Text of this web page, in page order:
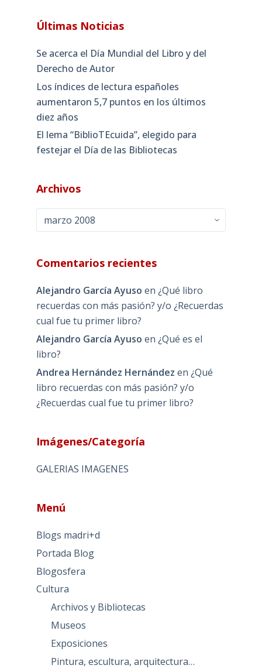
Últimas Noticias
Se acerca el Día Mundial del Libro y del
Derecho de Autor
Los índices de lectura españoles
aumentaron 5,7 puntos en los últimos
diez años
El lema “BiblioTEcuida”, elegido para
festejar el Día de las Bibliotecas
Archivos
Comentarios recientes
Alejandro García Ayuso en ¿Qué libro
recuerdas con más pasión? y/o ¿Recuerdas
cual fue tu primer libro?
Alejandro García Ayuso en ¿Qué es el
libro?
Andrea Hernández Hernández en ¿Qué
libro recuerdas con más pasión? y/o
¿Recuerdas cual fue tu primer libro?
Imágenes/Categoría
GALERIAS IMAGENES
Menú
Blogs madri+d
Portada Blog
Blogosfera
Cultura
Archivos y Bibliotecas
Museos
Exposiciones
Pintura, escultura, arquitectura…